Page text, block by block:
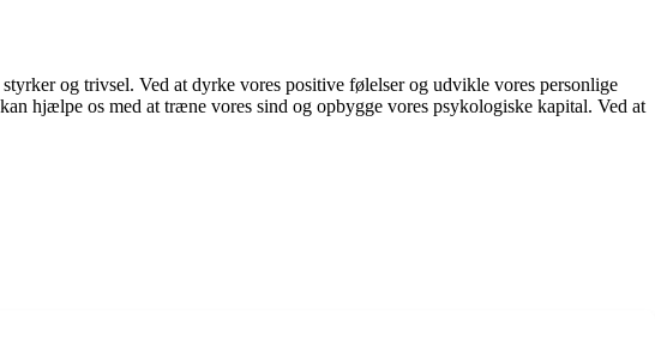
og trivsel. Ved at dyrke vores positive følelser og udvikle vores personlige
hjælpe os med at træne vores sind og opbygge vores psykologiske kapital. Ved at